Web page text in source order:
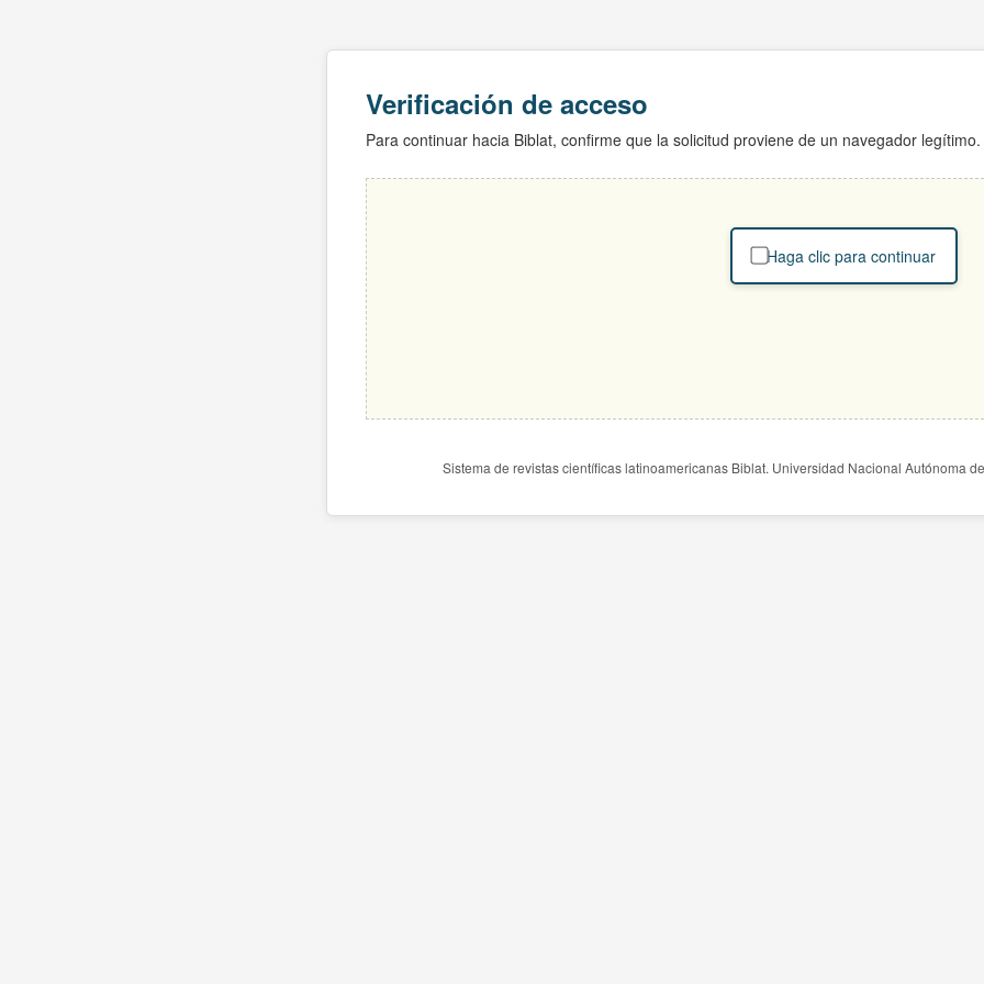
Verificación de acceso
Para continuar hacia Biblat, confirme que la solicitud proviene de un navegador legítimo.
Haga clic para continuar
Sistema de revistas científicas latinoamericanas Biblat. Universidad Nacional Autónoma